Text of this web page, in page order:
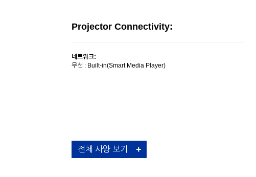
Projector Connectivity:
네트워크:
무선 : Built-in(Smart Media Player)
Audio I/O:
전체 사양 보기